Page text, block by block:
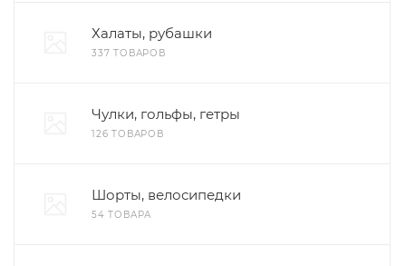
Халаты, рубашки
337 ТОВАРОВ
Чулки, гольфы, гетры
126 ТОВАРОВ
Шорты, велосипедки
54 ТОВАРА